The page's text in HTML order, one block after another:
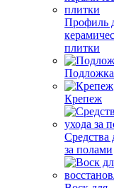
Профиль
плитки
Подложка
Крепеж
Средства
за полами